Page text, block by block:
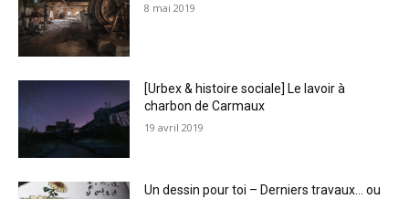
8 mai 2019
[Urbex & histoire sociale] Le lavoir à
charbon de Carmaux
19 avril 2019
Un dessin pour toi – Derniers travaux… ou